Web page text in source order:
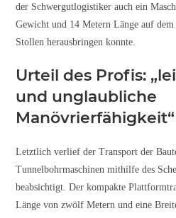
der Schwergutlogistiker auch ein
Gewicht und 14 Metern Länge auf
Stollen herausbringen konnte.
Urteil des Profis:
und unglaubliche
Manövrierfähigkeit“
Letztlich verlief der Transport der
Tunnelbohrmaschinen mithilfe des
beabsichtigt. Der kompakte
Länge von zwölf Metern und eine